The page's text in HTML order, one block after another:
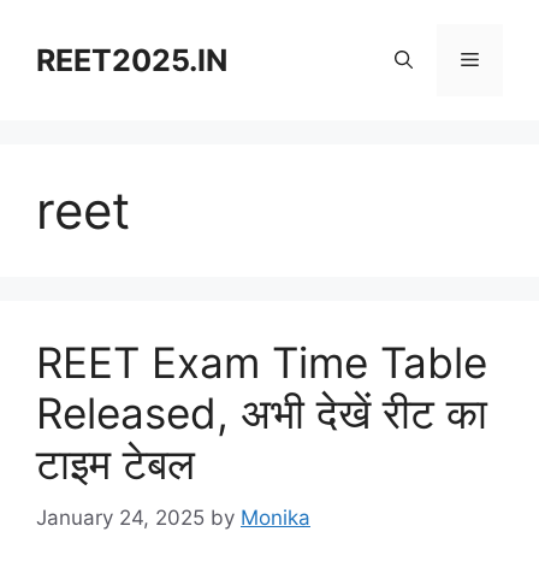
contentREET2025.IN Menu
reet
REET Exam Time Table
Released, अभी देखें रीट का
टाइम टेबल
January 24, 2025 by Monika